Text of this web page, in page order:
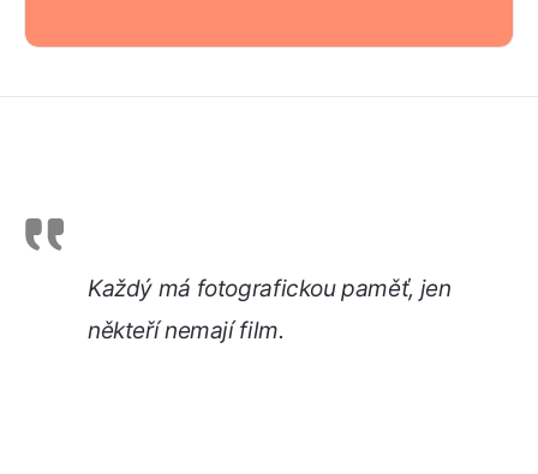
Každý má fotografickou paměť, jen
někteří nemají film.